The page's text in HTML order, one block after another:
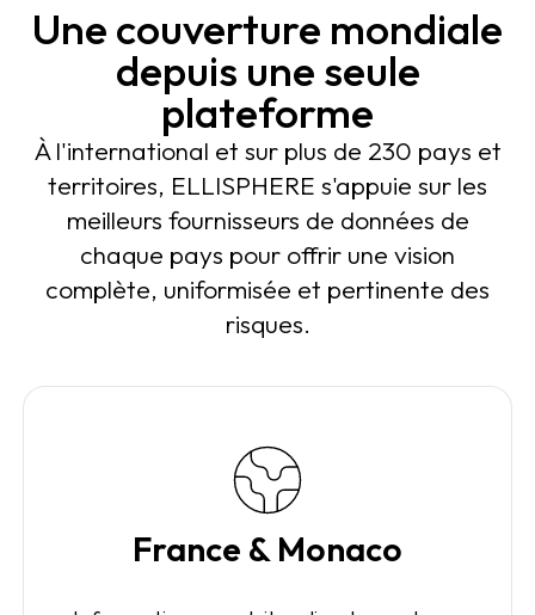
Une couverture mondiale
depuis une seule
plateforme
À l'international et sur plus de 230 pays et
territoires, ELLISPHERE s'appuie sur les
meilleurs fournisseurs de données de
chaque pays pour offrir une vision
complète, uniformisée et pertinente des
risques.
France & Monaco